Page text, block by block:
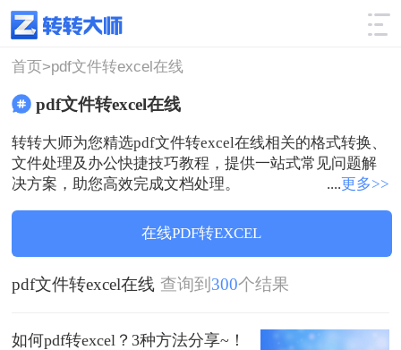
使用技巧 筛选
首页>pdf文件转excel在线
pdf文件转excel在线
转转大师为您精选pdf文件转excel在线相关的格式转换、
文件处理及办公快捷技巧教程，提供一站式常见问题解
决方案，助您高效完成文档处理。
....更多>>
在线PDF转EXCEL
pdf文件转excel在线 查询到 300个结果
如何pdf转excel？3种方法分享~！